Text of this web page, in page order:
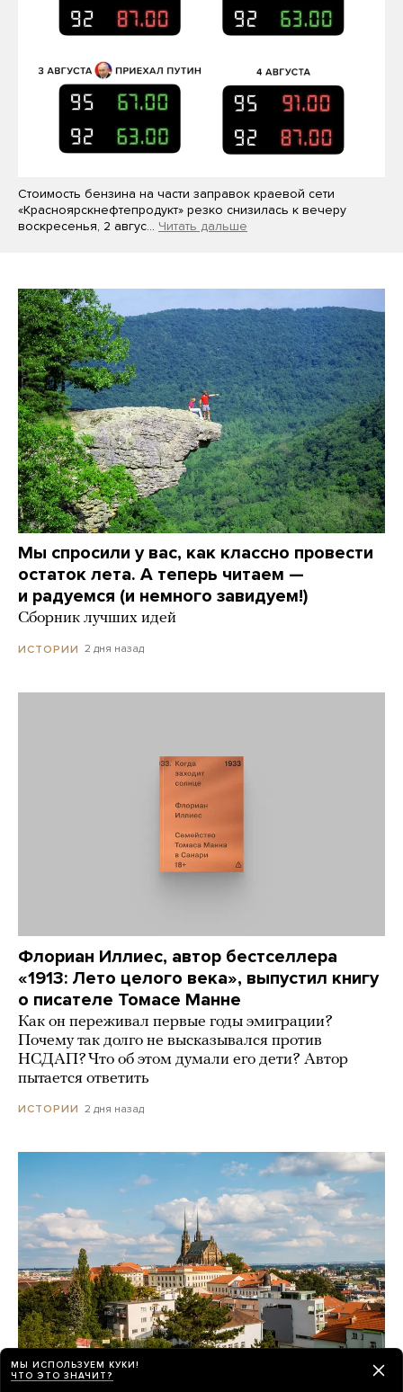
Стоимость бензина на части заправок краевой сети
«Красноярскнефтепродукт» резко снизилась к вечеру
воскресенья, 2 авгус… Читать дальше
Мы спросили у вас, как классно провести
остаток лета. А теперь читаем —
и радуемся (и немного завидуем!)
Сборник лучших идей
ИСТОРИИ 2 дня назад
Флориан Иллиес, автор бестселлера
«1913: Лето целого века», выпустил книгу
о писателе Томасе Манне
Как он переживал первые годы эмиграции?
Почему так долго не высказывался против
НСДАП? Что об этом думали его дети? Автор
пытается ответить
ИСТОРИИ 2 дня назад
МЫ ИСПОЛЬЗУЕМ КУКИ!
ЧТО ЭТО ЗНАЧИТ?